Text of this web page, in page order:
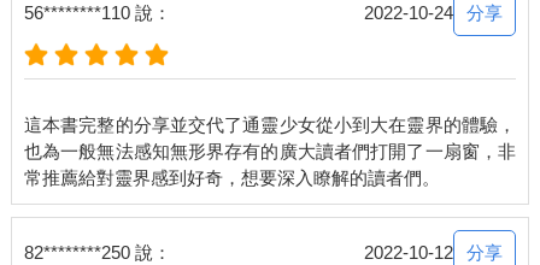
56********110 說： 2022-10-24 分享
這本書完整的分享並交代了通靈少女從小到大在靈界的體驗，
也為一般無法感知無形界存有的廣大讀者們打開了一扇窗，非
82********250 說： 2022-10-12 分享